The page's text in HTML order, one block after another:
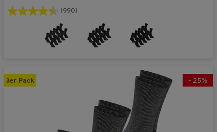
(990)
3er Pack - 25%